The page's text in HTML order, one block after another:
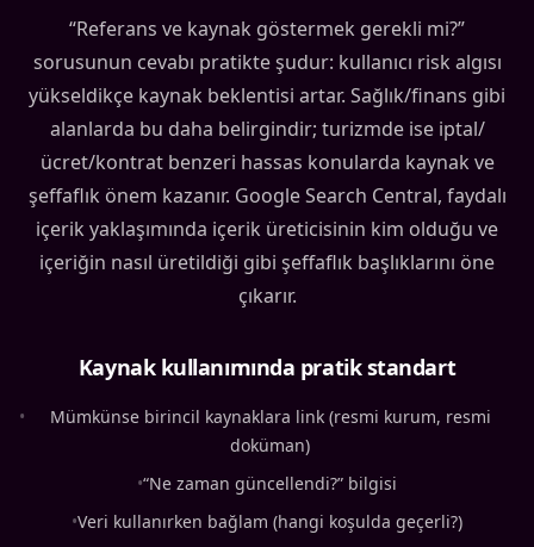
“Referans ve kaynak göstermek gerekli mi?”
sorusunun cevabı pratikte şudur: kullanıcı risk algısı
yükseldikçe kaynak beklentisi artar. Sağlık/finans gibi
alanlarda bu daha belirgindir; turizmde ise iptal/
ücret/kontrat benzeri hassas konularda kaynak ve
şeffaflık önem kazanır. Google Search Central, faydalı
içerik yaklaşımında içerik üreticisinin kim olduğu ve
içeriğin nasıl üretildiği gibi şeffaflık başlıklarını öne
çıkarır.
Kaynak kullanımında pratik standart
•
Mümkünse birincil kaynaklara link (resmi kurum, resmi
doküman)
•“Ne zaman güncellendi?” bilgisi
•Veri kullanırken bağlam (hangi koşulda geçerli?)